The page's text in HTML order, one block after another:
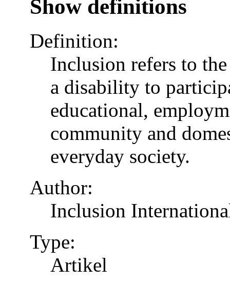
Show definitions
Definition:
Inclusion refers to
a disability to
educational,
community and
everyday society.
Author:
Inclusion
Type:
Artikel